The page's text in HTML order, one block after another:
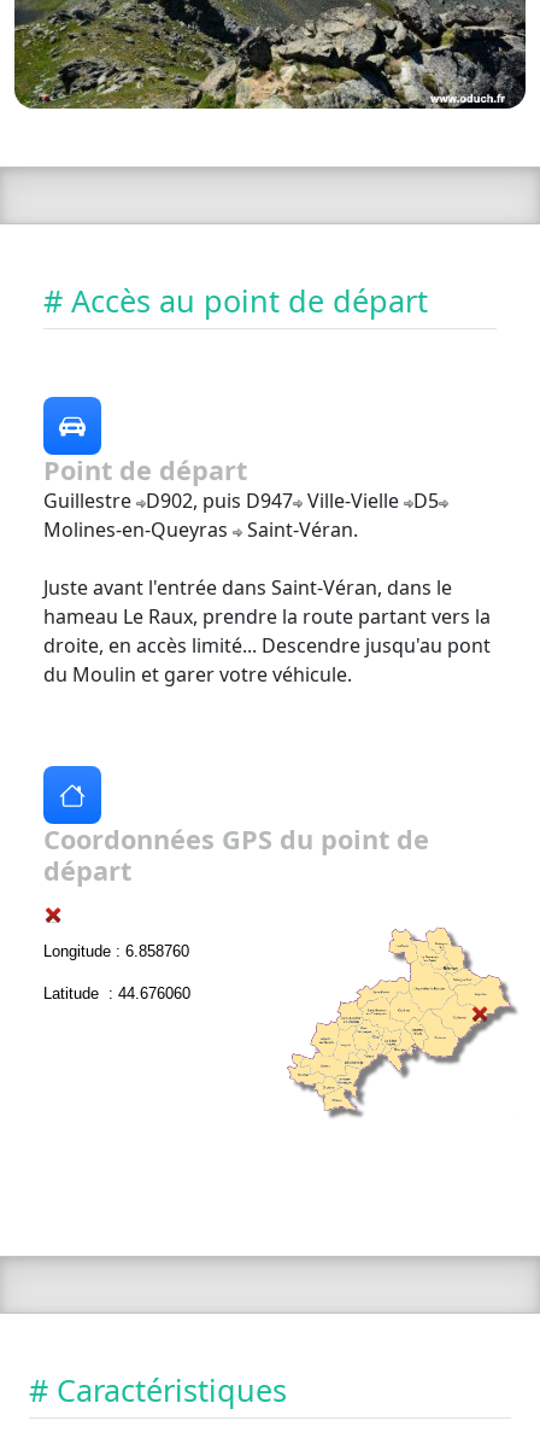
# Accès au point de départ
Point de départ
Guillestre D902, puis D947 Ville-Vielle D5
Molines-en-Queyras
Saint-Véran.
Juste avant l'entrée dans Saint-Véran, dans le
hameau Le Raux, prendre la route partant vers la
droite, en accès limité... Descendre jusqu'au pont
du Moulin et garer votre véhicule.
Coordonnées GPS du point de
départ
Longitude : 6.858760
Latitude : 44.676060
# Caractéristiques